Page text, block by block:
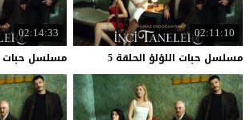
02:11:10
مسلسل حبات اللؤلؤ الحلقة 5
02:14:33
مسلسل حبات